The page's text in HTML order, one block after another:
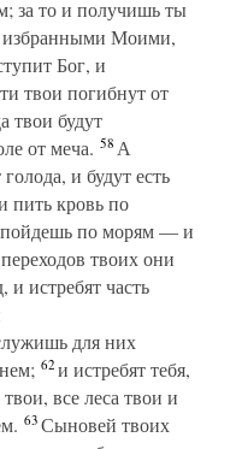
за то и получишь ты
избранными Моими,
Бог, и
твои погибнут от
твои будут
от меча. 58А
и будут есть
пить кровь по
по морям — и
твоих они
истребят часть
для них
62и истребят тебя,
все леса твои и
63Сыновей твоих